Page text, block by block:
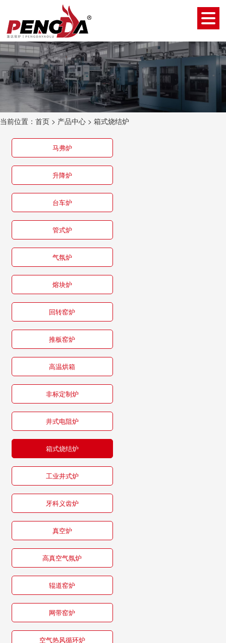
当前位置： 首页 > 产品中心 > 箱式烧结炉
马弗炉
升降炉
台车炉
管式炉
气氛炉
熔块炉
回转窑炉
推板窑炉
高温烘箱
非标定制炉
井式电阻炉
箱式烧结炉
工业井式炉
牙科义齿炉
真空炉
高真空气氛炉
辊道窑炉
网带窑炉
空气热风循环炉